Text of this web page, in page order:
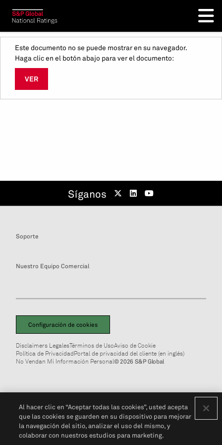
Este documento no se puede mostrar en su navegador.
Haga clic en el botón abajo para ver el documento:
VER
Síganos
Soporte
Nuestro Equipo Comercial
Configuración de cookies
Disclaimers LegalesTérminos de UsoAviso de Cookie
Política de PrivacidadPortal de privacidad del cliente (en inglés)
No Vendan Mi Información Personal© 2026 S&P Global
Al hacer clic en “Aceptar todas las cookies”, usted acepta
que las cookies se guarden en su dispositivo para mejorar
la navegación del sitio, analizar el uso del mismo, y
colaborar con nuestros estudios para marketing.